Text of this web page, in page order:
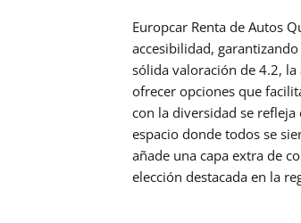
Europcar Renta de Autos
accesibilidad,
sólida valoración de 4.2,
ofrecer opciones que
con la diversidad se
espacio donde todos se
añade una capa extra de
elección destacada en la